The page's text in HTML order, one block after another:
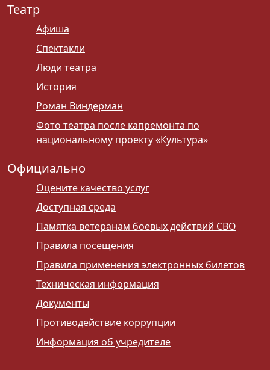
Театр
Афиша
Спектакли
Люди театра
История
Роман Виндерман
Фото театра после капремонта по
национальному проекту «Культура»
Официально
Оцените качество услуг
Доступная среда
Памятка ветеранам боевых действий СВО
Правила посещения
Правила применения электронных билетов
Техническая информация
Документы
Противодействие коррупции
Информация об учредителе